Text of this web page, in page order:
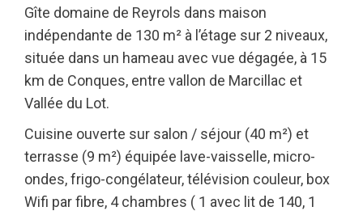
Gîte domaine de Reyrols dans maison
indépendante de 130 m² à l’étage sur 2 niveaux,
située dans un hameau avec vue dégagée, à 15
km de Conques, entre vallon de Marcillac et
Vallée du Lot.
Cuisine ouverte sur salon / séjour (40 m²) et
terrasse (9 m²) équipée lave-vaisselle, micro-
ondes, frigo-congélateur, télévision couleur, box
Wifi par fibre, 4 chambres ( 1 avec lit de 140, 1